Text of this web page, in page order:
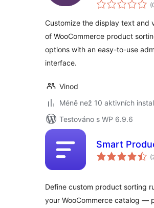
Customize the display text and
of WooCommerce product
options with an easy-to-use
interface.
Vinod
Méně než 10 aktivních
Testováno s WP 6.9.6
Smart
Define custom product sorting
your WooCommerce catalog —